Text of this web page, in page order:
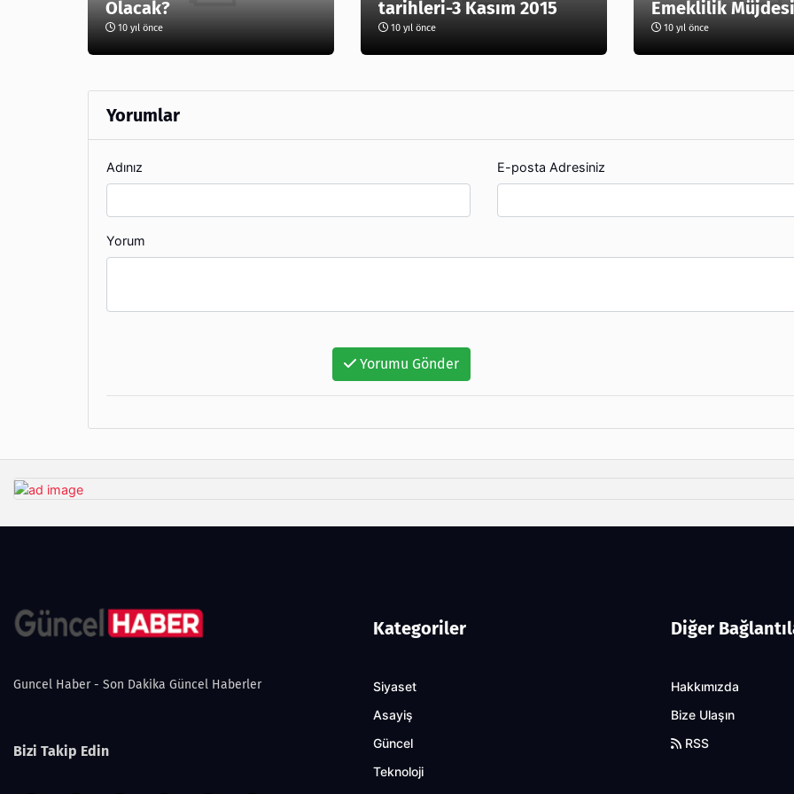
Olacak?
10 yıl önce
tarihleri-3 Kasım 2015
10 yıl önce
Emeklilik
10 yıl önce
Yorumlar
Adınız E-posta Adresiniz
Yorum
Yorumu Gönder
Guncel Haber - Son Dakika Güncel Haberler
Bizi Takip Edin
Kategoriler
Siyaset
Asayiş
Güncel
Teknoloji
Diğer
Hakkımızda
Bize Ulaşın
RSS